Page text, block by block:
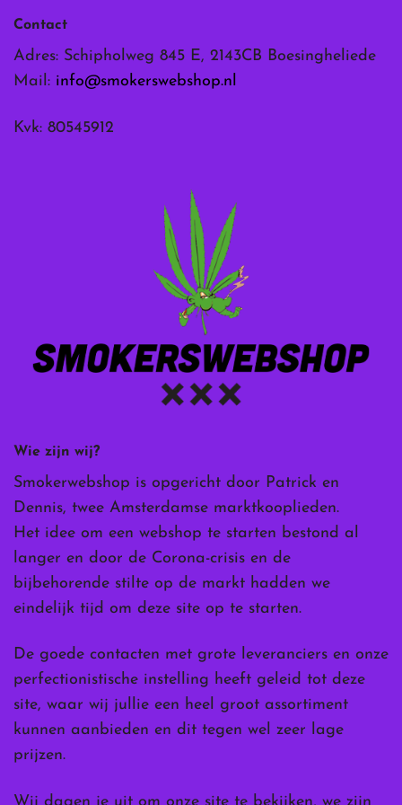
Wie zijn wij?
Smokerwebshop is opgericht door Patrick en
Dennis, twee Amsterdamse marktkooplieden.
Het idee om een webshop te starten bestond al
langer en door de Corona-crisis en de
bijbehorende stilte op de markt hadden we
eindelijk tijd om deze site op te starten.
De goede contacten met grote leveranciers en onze
perfectionistische instelling heeft geleid tot deze
site, waar wij jullie een heel groot assortiment
kunnen aanbieden en dit tegen wel zeer lage
prijzen.
Wij dagen je uit om onze site te bekijken, we zijn
Contact
Adres: Schipholweg 845 E, 2143CB Boesingheliede
Mail: info@smokerswebshop.nl
Kvk: 80545912